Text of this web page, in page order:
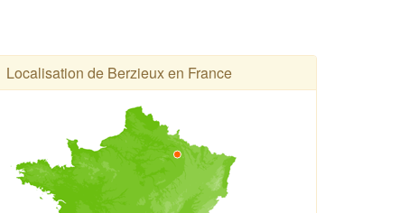
Localisation de Berzieux en France